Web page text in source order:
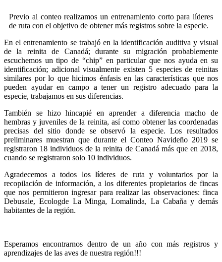
Previo al conteo realizamos un entrenamiento corto para líderes
de ruta con el objetivo de obtener más registros sobre la especie.
En el entrenamiento se trabajó en la identificación auditiva y visual
de la reinita de Canadá; durante su migración probablemente
escuchemos un tipo de “chip” en particular que nos ayuda en su
identificación; adicional visualmente existen 5 especies de reinitas
similares por lo que hicimos énfasis en las características que nos
pueden ayudar en campo a tener un registro adecuado para la
especie, trabajamos en sus diferencias.
También se hizo hincapié en aprender a diferencia macho de
hembras y juveniles de la reinita, así como obtener las coordenadas
precisas del sitio donde se observó la especie. Los resultados
preliminares muestran que durante el Conteo Navideño 2019 se
registraron 18 individuos de la reinita de Canadá más que en 2018,
cuando se registraron solo 10 individuos.
Agradecemos a todos los líderes de ruta y voluntarios por la
recopilación de información, a los diferentes propietarios de fincas
que nos permitieron ingresar para realizar las observaciones: finca
Debusale, Ecologde La Minga, Lomalinda, La Cabaña y demás
habitantes de la región.
Esperamos encontrarnos dentro de un año con más registros y
aprendizajes de las aves de nuestra región!!!